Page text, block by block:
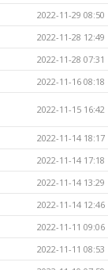
2022-11-29 08:50
2022-11-28 12:49
2022-11-28 07:31
2022-11-16 08:18
2022-11-15 16:42
2022-11-14 18:17
2022-11-14 17:18
2022-11-14 13:29
2022-11-14 12:46
2022-11-11 09:06
2022-11-11 08:53